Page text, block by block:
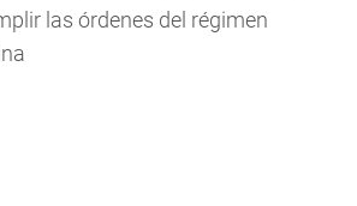
las órdenes del régimen